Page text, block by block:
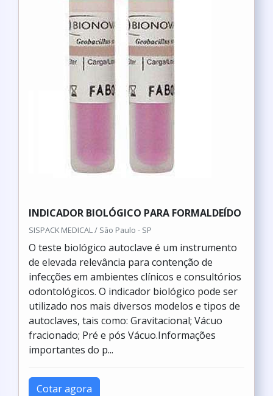
INDICADOR BIOLÓGICO PARA FORMALDEÍDO
SISPACK MEDICAL / São Paulo - SP
O teste biológico autoclave é um instrumento
de elevada relevância para contenção de
infecções em ambientes clínicos e consultórios
odontológicos. O indicador biológico pode ser
utilizado nos mais diversos modelos e tipos de
autoclaves, tais como: Gravitacional; Vácuo
fracionado; Pré e pós Vácuo.Informações
importantes do p...
Cotar agora